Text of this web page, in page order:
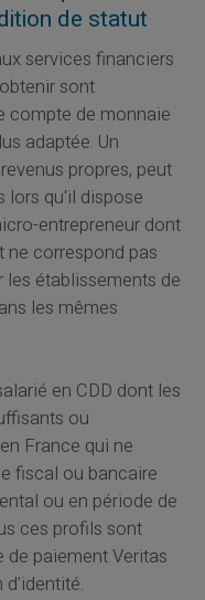
de statut
services financiers
sont
compte de monnaie
adaptée. Un
propres, peut
lors qu'il dispose
entrepreneur dont
ne correspond pas
les établissements de
les mêmes
en CDD dont les
ou
France qui ne
fiscal ou bancaire
ou en période de
ces profils sont
paiement Veritas
d'identité.